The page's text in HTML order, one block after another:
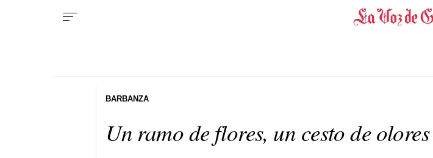
Un ramo de flores, un cesto de olores
BARBANZA